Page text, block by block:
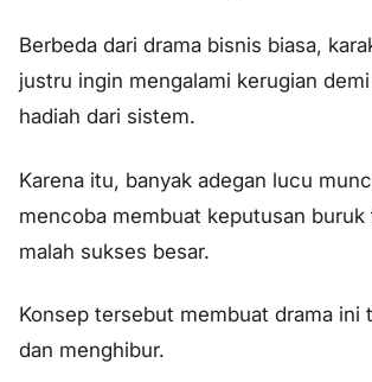
Berbeda dari drama bisnis biasa,
justru ingin mengalami kerugian
hadiah dari sistem.
Karena itu, banyak adegan lucu
mencoba membuat keputusan buruk
malah sukses besar.
Konsep tersebut membuat drama ini
dan menghibur.